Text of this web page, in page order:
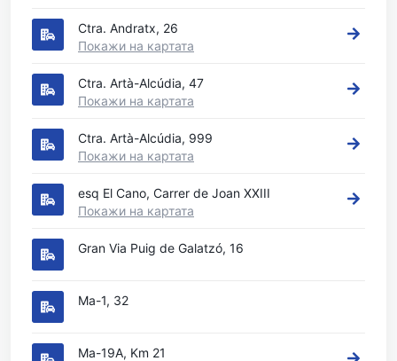
Ctra. Andratx, 26
Покажи на картата
Ctra. Artà-Alcúdia, 47
Покажи на картата
Ctra. Artà-Alcúdia, 999
Покажи на картата
esq El Cano, Carrer de Joan XXIII
Покажи на картата
Gran Via Puig de Galatzó, 16
Ma-1, 32
Ma-19A, Km 21